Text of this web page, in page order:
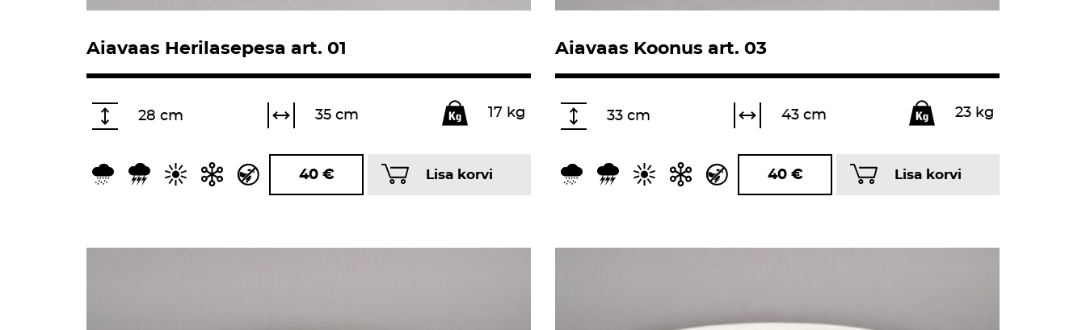
Aiavaas Herilasepesa art. 01
28 cm 35 cm 17 kg
40 € Lisa korvi
Aiavaas Koonus art. 03
33 cm 43 cm 23 kg
40 € Lisa korvi